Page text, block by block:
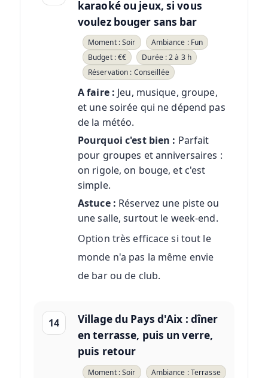
karaoké ou jeux, si vous
voulez bouger sans bar
Moment : Soir
Ambiance : Fun
Budget : €€
Durée : 2 à 3 h
Réservation : Conseillée
A faire : Jeu, musique, groupe,
et une soirée qui ne dépend pas
de la météo.
Pourquoi c'est bien : Parfait
pour groupes et anniversaires :
on rigole, on bouge, et c'est
simple.
Astuce : Réservez une piste ou
une salle, surtout le week-end.
Option très efficace si tout le
monde n'a pas la même envie
de bar ou de club.
14
Village du Pays d'Aix : dîner
en terrasse, puis un verre,
puis retour
Moment : Soir Ambiance : Terrasse